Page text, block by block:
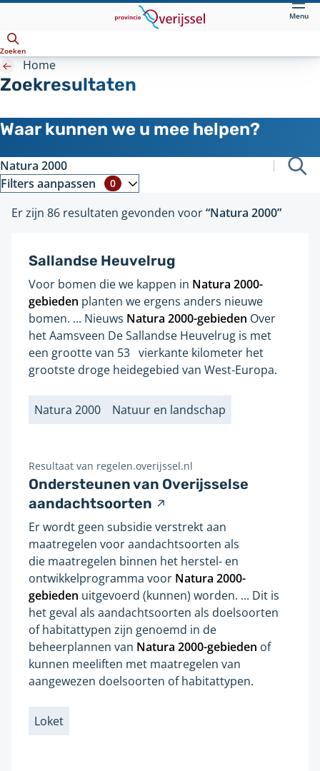
hoofdinhoud
Menu
Zoeken
Zoekresultaten
Home
Zoeken
Waar kunnen we u mee helpen?
Bij
selecteren
pagina
verversen
worden
resultaten
Filters aanpassen 0
Er zijn 86 resultaten gevonden voor“Natura 2000”
Sallandse Heuvelrug
Gevonden
op
pagina:
Voor bomen die we kappen in Natura 2000-
gebieden planten we ergens anders nieuwe
bomen. ... Nieuws Natura 2000-gebieden Over
het Aamsveen De Sallandse Heuvelrug is met
een grootte van 53 vierkante kilometer het
grootste droge heidegebied van West-Europa.
Labels
Natura 2000 Natuur en landschap
Ondersteunen van Overijsselse
aandachtsoorten
e
r
w
i
j
s
t
n
a
a
Resultaat van regelen.overijssel.nl
Er wordt geen subsidie verstrekt aan
maatregelen voor aandachtsoorten als
die maatregelen binnen het herstel- en
ontwikkelprogramma voor Natura 2000-
gebieden uitgevoerd (kunnen) worden. ... Dit is
het geval als aandachtsoorten als doelsoorten
of habitattypen zijn genoemd in de
beheerplannen van Natura 2000-gebieden of
kunnen meeliften met maatregelen van
aangewezen doelsoorten of habitattypen.
Labels
Loket